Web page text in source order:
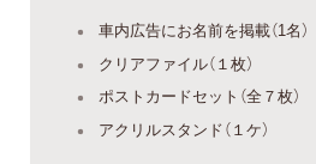
車内広告にお名前を掲載（1名）
クリアファイル（１枚）
ポストカードセット（全７枚）
アクリルスタンド（１ケ）